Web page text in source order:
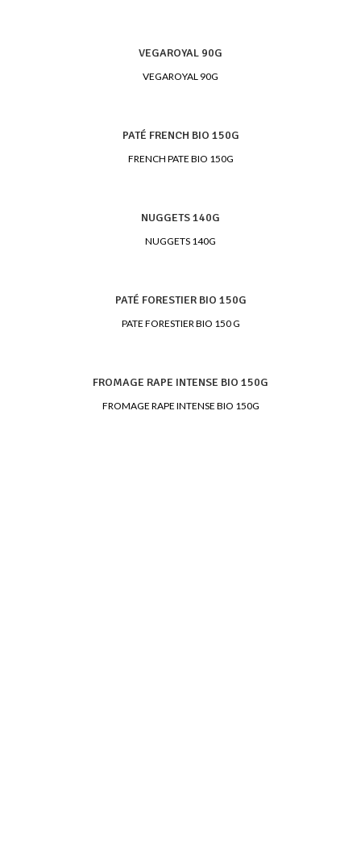
VEGAROYAL 90G
VEGAROYAL 90G
PATÉ FRENCH BIO 150G
FRENCH PATE BIO 150G
NUGGETS 140G
NUGGETS 140G
PATÉ FORESTIER BIO 150G
PATE FORESTIER BIO 150 G
FROMAGE RAPE INTENSE BIO 150G
FROMAGE RAPE INTENSE BIO 150G